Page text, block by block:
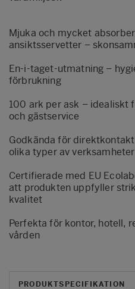
Mjuka och mycket
ansiktsservetter –
En-i-taget-utmatning –
förbrukning
100 ark per ask – idealiskt
och gästservice
Godkända för
olika typer av verksamheter
Certifierade med EU
att produkten uppfyller
kvalitet
Perfekta för kontor, hotell,
vården
PRODUKTSPECIFIKATION